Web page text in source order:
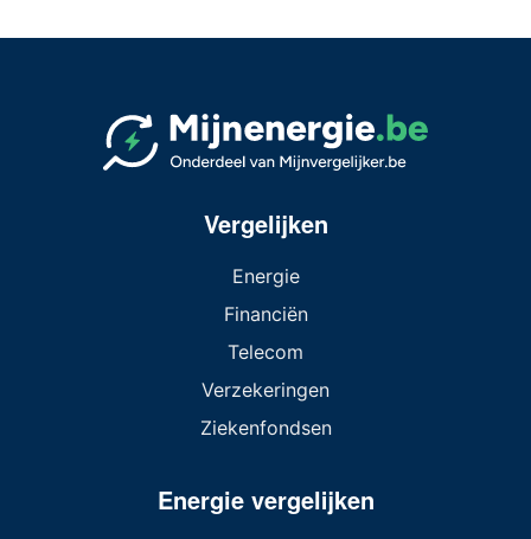
Vergelijken
Energie
Financiën
Telecom
Verzekeringen
Ziekenfondsen
Energie vergelijken